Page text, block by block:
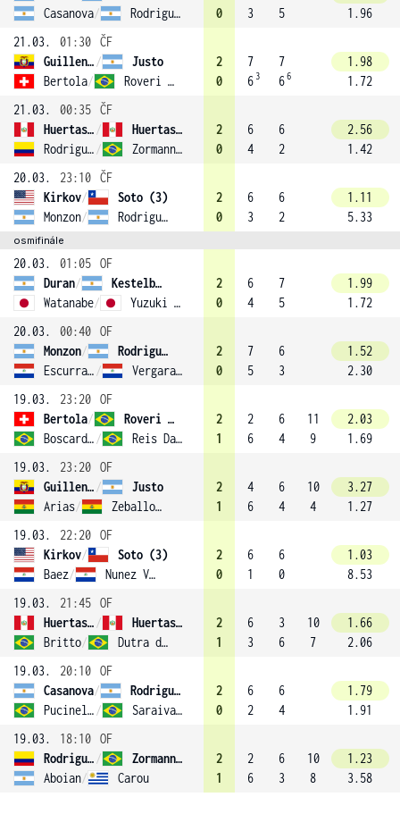
Casanova/ Rodriguez Taverna
0
3
5
1.96
21.03.
01:30 ČF
Guillen Meza /
Justo
Bertola/ Roveri Sidney
2
0
7
6 3
7
66
1.98
1.72
21.03.
00:35 ČF
Huertas Del Pino /
Huertas Del Pino
Rodriguez / Zormann (1)
2
0
6
4
6
2
2.56
1.42
20.03.
23:10 ČF
Kirkov/
Soto (3)
Monzon/ Rodriguez
2
0
6
3
6
2
1.11
5.33
osmifinále
20.03. 01:05 OF
Duran/
Kestelboim
Watanabe/ Yuzuki (4)
2
0
6
4
7
5
1.99
1.72
20.03.
00:40 OF
Monzon/
Rodriguez
Escurra Isnardi / Vergara Del Puerto
2
0
7
5
6
3
1.52
2.30
19.03.
23:20 OF
Bertola/
Roveri Sidney
Boscardin Dias / Reis Da Silva
2
1
2
6
6
4
11
9
2.03
1.69
19.03.
23:20 OF
Guillen Meza /
Justo
Arias/ Zeballos (2)
2
1
4
6
6
4
10
4
3.27
1.27
19.03.
22:20 OF
Kirkov/
Soto (3)
Baez/ Nunez Vera
2
0
6
1
6
0
1.03
8.53
19.03.
21:45 OF
Huertas Del Pino /
Huertas Del Pino
Britto/ Dutra da Silva
2
1
6
3
3
6
10
7
1.66
2.06
19.03.
20:10 OF
Casanova/
Rodriguez Taverna
Pucinelli De Almeida / Saraiva Dos Santos
2
0
6
2
6
4
1.79
1.91
19.03.
18:10 OF
Rodriguez /
Zormann (1)
Aboian/ Carou
2
1
2
6
6
3
10
8
1.23
3.58